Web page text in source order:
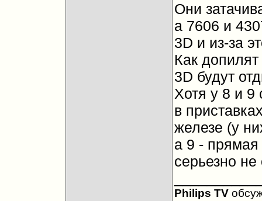
Они
а 7606 и
3D и из-за
Как
3D будут
Хотя у 8 и 9
в
железе (у
а 9 - прямая
серьезно
Philips TV